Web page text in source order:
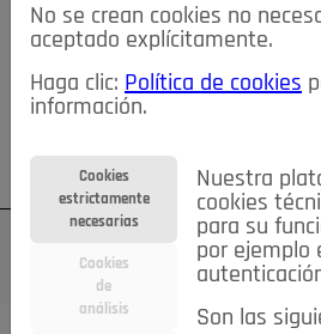
NOTICIAS SERVICIOS DE
TABLÓN DE ANUNCIOS MIS
NOSOTROS
Su cuenta Regístrese
No se crean cookies no
aceptado explícitamente.
Haga clic: Política de cookies
información.
Cookies
estrictamente
necesarias
Cookies
de
análisis
Nuestra
cookies
para su
por ejemplo
Son las